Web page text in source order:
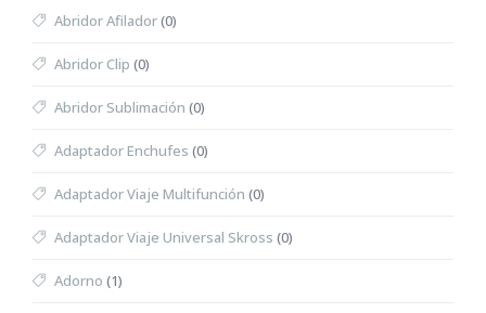
Abridor Afilador(0)
Abridor Clip (0)
Abridor Sublimación (0)
Adaptador Enchufes (0)
Adaptador Viaje Multifunción (0)
Adaptador Viaje Universal Skross (0)
Adorno (1)